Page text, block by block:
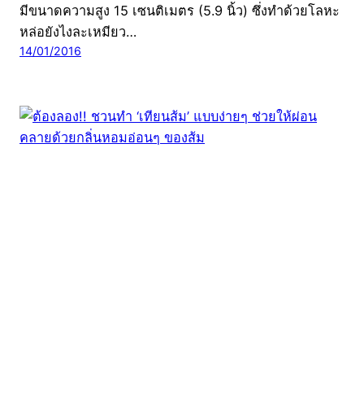
มีขนาดความสูง 15 เซนติเมตร (5.9 นิ้ว) ซึ่งทำด้วยโลหะ
หล่อยังไงละเหมียว…
14/01/2016